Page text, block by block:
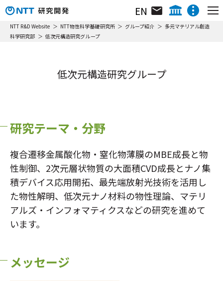
EN
NTT IOWN総合イノベーションセンタ
NTTテクノロジーイノベーションセンタ
NTTコンピューティングテクノロジーセンタ
NTT社会情報研究所
NTT情報ネットワーク総合研究所
NTTネットワークサービスシステム研究所
NTTアクセスサービスシステム研究所
NTT宇宙環境エネルギー研究所
NTT先端技術総合研究所
NTT未来ねっと研究所
NTTコミュニケーション科学基礎研究所
組織･研究員･所在地
リサーチ＆アクティビティ
イベント
NTTホーム 株主・投資家情報 採用情報
研究所について
フェロー／上席特別研究員／特別研究員
ニュース&トピックス
成果一覧
イベント
NTT R&D Website NTT物性科学基礎研究所 グループ紹介
多元マテリアル創造
科学研究部
低次元構造研究グループ
低次元構造研究グループ
研究テーマ・分野
複合遷移金属酸化物・窒化物薄膜のMBE成長と物
性制御、2次元層状物質の大面積CVD成長とナノ集
積デバイス応用開拓、最先端放射光技術を活用し
た物性解明、低次元ナノ材料の物性理論、マテリ
アルズ・インフォマティクスなどの研究を進めて
います。
メッセージ